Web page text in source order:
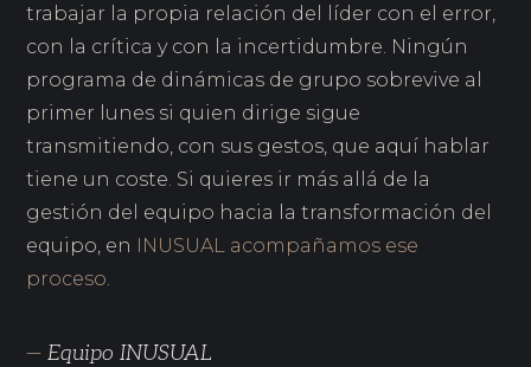
trabajar la propia relación del líder con el error,
con la crítica y con la incertidumbre. Ningún
programa de dinámicas de grupo sobrevive al
primer lunes si quien dirige sigue
transmitiendo, con sus gestos, que aquí hablar
tiene un coste. Si quieres ir más allá de la
gestión del equipo hacia la transformación del
equipo, en INUSUAL acompañamos ese
proceso.
— Equipo INUSUAL